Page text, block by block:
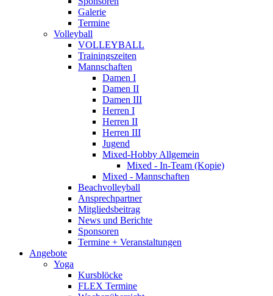
Galerie
Termine
Volleyball
VOLLEYBALL
Trainingszeiten
Mannschaften
Damen I
Damen II
Damen III
Herren I
Herren II
Herren III
Jugend
Mixed-Hobby Allgemein
Mixed - In-Team (Kopie)
Mixed - Mannschaften
Beachvolleyball
Ansprechpartner
Mitgliedsbeitrag
News und Berichte
Sponsoren
Termine + Veranstaltungen
Angebote
Yoga
Kursblöcke
FLEX Termine